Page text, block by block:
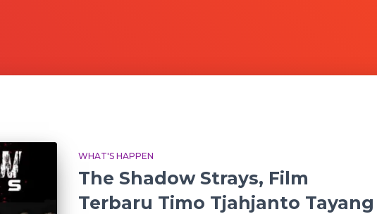
WHAT'S HAPPEN
The Shadow Strays, Film
Terbaru Timo Tjahjanto Tayang